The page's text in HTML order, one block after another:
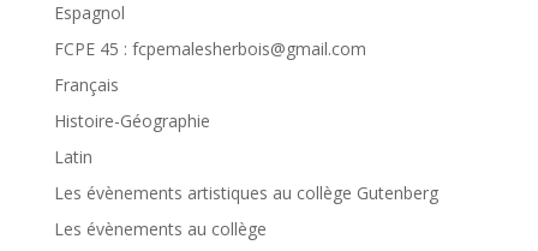
Espagnol
FCPE 45 : fcpemalesherbois@gmail.com
Français
Histoire-Géographie
Latin
Les évènements artistiques au collège Gutenberg
Les évènements au collège